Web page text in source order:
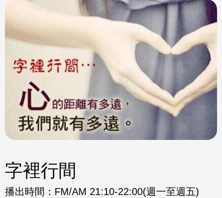
字裡行間
播出時間： FM/AM 21:10-22:00(週一至週五)